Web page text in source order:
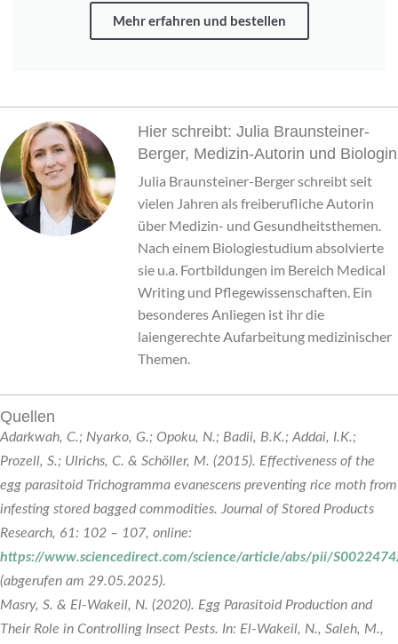
Mehr erfahren und bestellen
Hier schreibt: Julia Braunsteiner-
Berger, Medizin-Autorin und Biologin
Julia Braunsteiner-Berger schreibt seit
vielen Jahren als freiberufliche Autorin
über Medizin- und Gesundheitsthemen.
Nach einem Biologiestudium absolvierte
sie u.a. Fortbildungen im Bereich Medical
Writing und Pflegewissenschaften. Ein
besonderes Anliegen ist ihr die
laiengerechte Aufarbeitung medizinischer
Themen.
Quellen
Adarkwah, C.; Nyarko, G.; Opoku, N.; Badii, B.K.; Addai, I.K.;
Prozell, S.; Ulrichs, C. & Schöller, M. (2015). Effectiveness of the
egg parasitoid Trichogramma evanescens preventing rice moth from
infesting stored bagged commodities. Journal of Stored Products
Research, 61: 102 – 107, online:
https://www.sciencedirect.com/science/article/abs/pii/
(abgerufen am 29.05.2025).
Masry, S. & El-Wakeil, N. (2020). Egg Parasitoid Production and
Their Role in Controlling Insect Pests. In: El-Wakeil, N., Saleh, M.,